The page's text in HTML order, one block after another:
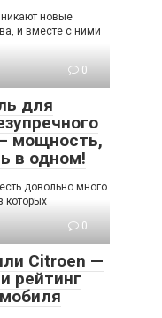
новые
и вместе с ними
0
для
мощность,
в одном!
довольно много
которых
0
Citroen —
рейтинг